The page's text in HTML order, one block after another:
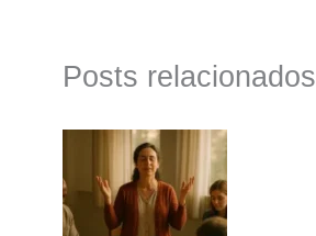
Posts relacionados